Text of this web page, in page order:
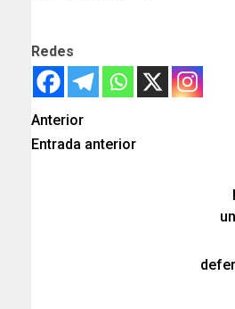
Redes
Anterior
Entrada anterior